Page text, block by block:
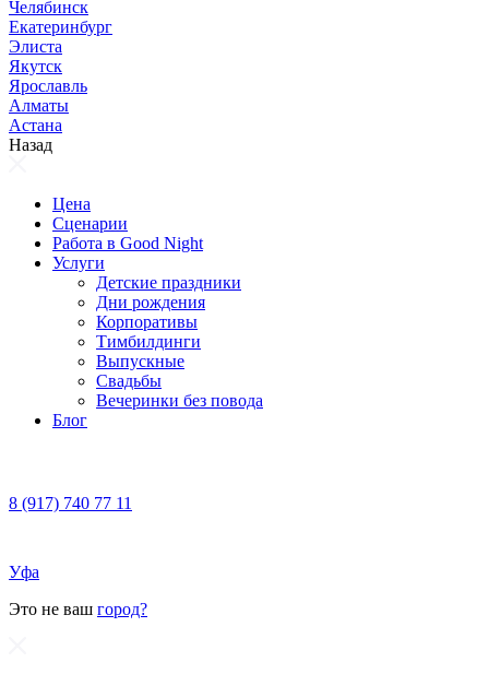
Челябинск
Екатеринбург
Элиста
Якутск
Ярославль
Алматы
Астана
Назад
Цена
Сценарии
Работа в Good Night
Услуги
Детские праздники
Дни рождения
Корпоративы
Тимбилдинги
Выпускные
Свадьбы
Вечеринки без повода
Блог
8 (917) 740 77 11
Уфа
Это не ваш город?